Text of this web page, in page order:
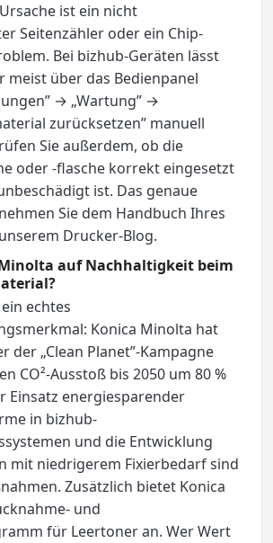
ist ein nicht
Seitenzähler oder ein Chip-
Bei bizhub-Geräten lässt
meist über das Bedienpanel
→ „Wartung” →
zurücksetzen” manuell
Sie außerdem, ob die
oder -flasche korrekt eingesetzt
ist. Das genaue
Sie dem Handbuch Ihres
Drucker-Blog.
auf Nachhaltigkeit beim
echtes
Konica Minolta hat
der „Clean Planet”-Kampagne
CO²-Ausstoß bis 2050 um 80 %
Einsatz energiesparender
in bizhub-
und die Entwicklung
mit niedrigerem Fixierbedarf sind
Zusätzlich bietet Konica
und
für Leertoner an. Wer Wert